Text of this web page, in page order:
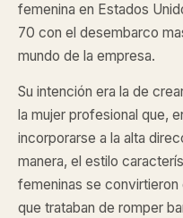
femenina en Estados
70 con el desembarco
mundo de la empresa.
Su intención era la de
la mujer profesional que,
incorporarse a la alta
manera, el estilo
femeninas se convirtieron
que trataban de romper